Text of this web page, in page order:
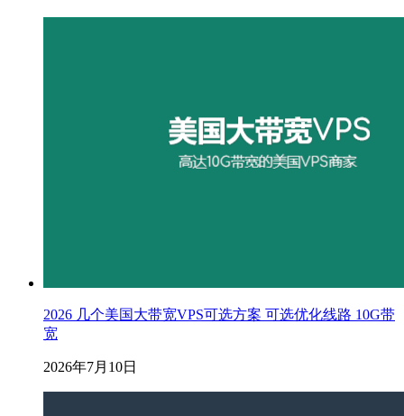
2026 几个美国大带宽VPS可选方案 可选优化线路 10G带
宽
2026年7月10日